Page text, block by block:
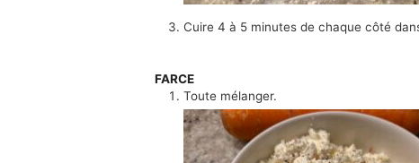
Cuire 4 à 5 minutes de chaque côté
FARCE
Toute mélanger.